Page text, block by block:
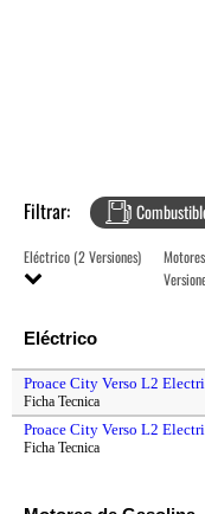
Filtrar:
Eléctrico (2 Versiones)
Eléctrico
Proace City Verso L2
Ficha Tecnica
Proace City Verso L2
Ficha Tecnica